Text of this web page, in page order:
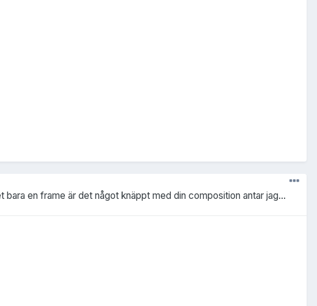
en frame är det något knäppt med din composition antar jag...